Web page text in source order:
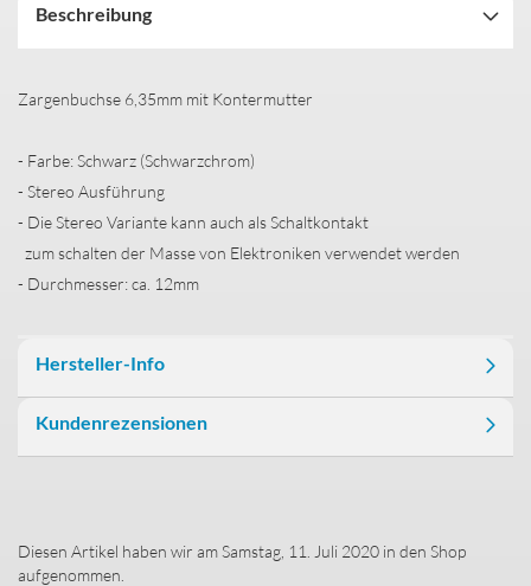
Beschreibung
Zargenbuchse 6,35mm mit Kontermutter
- Farbe: Schwarz (Schwarzchrom)
- Stereo Ausführung
- Die Stereo Variante kann auch als Schaltkontakt
zum schalten der Masse von Elektroniken verwendet werden
- Durchmesser: ca. 12mm
Hersteller-Info
Kundenrezensionen
Diesen Artikel haben wir am Samstag, 11. Juli 2020 in den Shop
aufgenommen.